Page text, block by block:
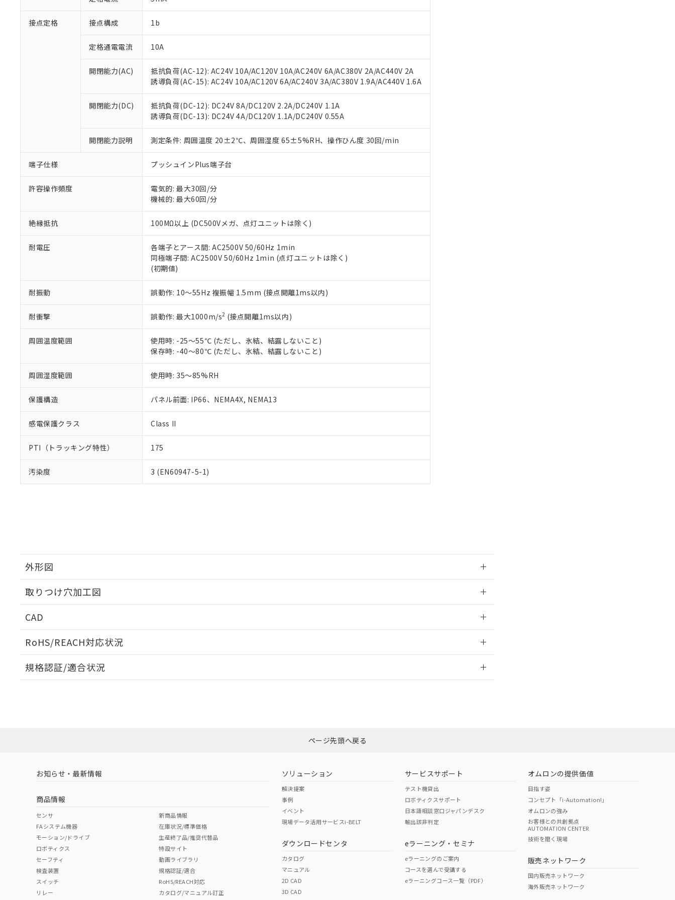
接点定格 接点構成 1b
定格通電電流 10A
開閉能力(AC)
抵抗負荷(AC-12): AC24V 10A/AC120V 10A/AC240V 6A/AC380V 2A/AC440V 2A
誘導負荷(AC-15): AC24V 10A/AC120V 6A/AC240V 3A/AC380V 1.9A/AC440V 1.6A
開閉能力(DC)
抵抗負荷(DC-12): DC24V 8A/DC120V 2.2A/DC240V 1.1A
誘導負荷(DC-13): DC24V 4A/DC120V 1.1A/DC240V 0.55A
開閉能力説明 測定条件: 周囲温度 20±2℃、周囲湿度 65±5%RH、操作ひん度 30回/min
端子仕様 プッシュインPlus端子台
許容操作頻度
電気的: 最大30回/分
機械的: 最大60回/分
絶縁抵抗 100MΩ以上 (DC500Vメガ、点灯ユニットは除く)
耐電圧
各端子とアース間: AC2500V 50/60Hz 1min
同極端子間: AC2500V 50/60Hz 1min (点灯ユニットは除く)
(初期値)
耐振動 誤動作: 10～55Hz 複振幅 1.5mm (接点開離1ms以内)
耐衝撃 誤動作: 最大1000m/s2 (接点開離1ms以内)
周囲温度範囲
使用時: -25～55℃ (ただし、氷結、結露しないこと)
保存時: -40～80℃ (ただし、氷結、結露しないこと)
周囲湿度範囲 使用時: 35～85%RH
保護構造 パネル前面: IP66、NEMA4X, NEMA13
感電保護クラス Class II
PTI（トラッキング特性） 175
汚染度 3 (EN60947-5-1)
外形図
取りつけ穴加工図
CAD
RoHS/REACH対応状況
EU RoHS 注意事項・凡例
ダウンロードはこちら
中国 RoHS 注意事項・凡例
中国 RoHS表
Pb Hg Cr(VI)
O O
規格認証/適合状況
本サービスは、当社制御機器事業取扱商品の当社在庫状況および標準価格(税抜)を提供させていただ
当社制御機器事業取扱商品の中には、本サービスの対象外となる商品もあることをご了承ください。
い。
正式な納期状況および標準価格はお客様のお取引先、またはお客様担当のオムロン制御機器販売店・
当社販売員にご相談ください。
在庫状況および標準価格結果を当社の事前の承諾なく第三者に漏洩または開示しないようお願いしま
す。
マイパーツ機能（部品リスト作成サービス）をご利用いただくには、I-Webメンバーズにご登録され
ている必要があります。
お客様が当ウェブサイト上で当社にご登録された部品リストについて、当社および当社の共同利用者
が、当社の製品・サービスに関するお客様との取引・商談に必要な範囲で利用することをご了承くだ
いる法人を指します。
*EU RoHS指令（10物質）：
フタル酸ビス(2-エチルヘキシル) (DEHP)(別名：DOP) 1000ppm以下、フタル酸ブチルベンジル（BBP） 1000ppm以下、フタル酸ジブチ
ル（DBP） 1000ppm以下、フタル酸ジイソブチル (DIBP) 1000ppm以下
但し、RoHS指令で産業用監視および制御機器に対する適用除外項目は除く。
フタル酸エステル類の４物質については閾値を超える意図的な使用がないことを確認しています。
※2 対応予定月
部品在庫の切り替え状況などにより、予定月が前後することがあります。
※3 非含有証明書ダウンロード
EU RoHS指令（10物質）の非含有証明書
51物質の非含有証明書（当社基準）
※本証明書は発行日時点で非含有を証明するもので、過去に遡って非含有を証明するものではありません。
また、RoHS指令のフタル酸エステル類４物質の対応では、対応完了までの期間は出荷製品に未対応品が
混在することから備考欄に対応日を記載しておりました。
既に当社にて対応品への在庫切替を完了していることから、特段のことがない限り、2022年1月12日よ
り割愛しております。
「×」：最大均質材料含有率が中国RoHSの基準値を超えていることを示します。
Pb(鉛) :1000ppm、 Hg(水銀) : 1000ppm、 Cd(カドミウム) : 100ppm、
DEHP(フタル酸ビス(2-エチルヘキシル)) : 1000ppm
※2 環境保護使用期限
「ｅ」：有害物質（10物質）のすべてが基準値以下であることを示します。
味します。
「－」：未確認です。当社販売部門へお問い合わせください。
当社は、これら貴社製品のうち、外国為替および外国貿易法に定める商品（以下｢規制貨物等」とい
などの必要な手続きをとります。
ます。
当社は貴社製品を、核兵器、ミサイル、化学兵器、生物兵器またはその他武器並びにこれらの製造装
置等に一切使用いたしません。
当社は、貴社製品を第三者に販売する場合は、上記1、2および3の内容を当該第三者に通知します。
たしません。
△ 一定数には満たないが在庫あり
－
在庫なし(最新の在庫状況については、お客様のお取引先、またはお客様担当のオムロン制御
機器販売店・当社販売員にご確認ください)
空
受注生産機種、また在庫状況の情報を公開していない機種
ページ先頭へ戻る
お知らせ・最新情報
商品情報
センサ
FAシステム機器
モーション/ドライブ
ロボティクス
セーフティ
検査装置
スイッチ
リレー
新商品情報
在庫状況/標準価格
生産終了品/推奨代替品
特設サイト
動画ライブラリ
規格認証/適合
RoHS/REACH対応
カタログ/マニュアル訂正
ソリューション
解決提案
事例
イベント
現場データ活用サービスi-BELT
ダウンロードセンタ
カタログ
マニュアル
2D CAD
3D CAD
サービスサポート
テスト機貸出
ロボティクスサポート
日本語相談窓口ジャパンデスク
輸出該非判定
eラーニング・セミナ
eラーニングのご案内
コースを選んで受講する
eラーニングコース一覧（PDF）
オムロンの提供価値
目指す姿
コンセプト「i-Automation!」
オムロンの強み
お客様との共創拠点
AUTOMATION CENTER
技術を磨く現場
販売ネットワーク
国内販売ネットワーク
海外販売ネットワーク